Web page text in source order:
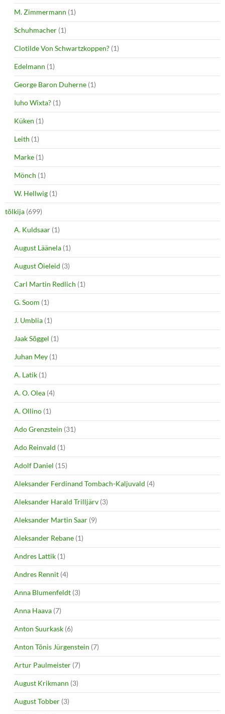
M. Zimmermann (1)
Schuhmacher (1)
Clotilde Von Schwartzkoppen? (1)
Edelmann (1)
George Baron Duherne (1)
Iuho Wixta? (1)
Küken (1)
Leith (1)
Marke (1)
Mönch (1)
W. Hellwig (1)
tõlkija (699)
A. Kuldsaar (1)
August Läänela (1)
August Õieleid (3)
Carl Martin Redlich (1)
G. Soom (1)
J. Umblia (1)
Jaak Sõggel (1)
Juhan Mey (1)
A. Latik (1)
A. O. Olea (4)
A. Ollino (1)
Ado Grenzstein (31)
Ado Reinvald (1)
Adolf Daniel (15)
Aleksander Ferdinand Tombach-Kaljuvald (4)
Aleksander Harald Trilljärv (3)
Aleksander Martin Saar (9)
Aleksander Rebane (1)
Andres Lattik (1)
Andres Rennit (4)
Anna Blumenfeldt (3)
Anna Haava (7)
Anton Suurkask (6)
Anton Tõnis Jürgenstein (7)
Artur Paulmeister (7)
August Krikmann (3)
August Tobber (3)